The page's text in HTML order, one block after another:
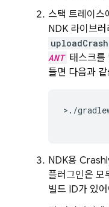
스택 트레이스
NDK 라이브
ANT 태스크를
들면 다음과
>./
NDK용
플러그인은 모
빌드 ID가 있